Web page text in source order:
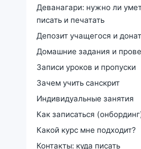
Деванагари: нужно ли
писать и печатать
Депозит учащегося и донат
Домашние задания и
Записи уроков и пропуски
Зачем учить санскрит
Индивидуальные занятия
Как записаться
Какой курс мне подходит?
Контакты: куда писать